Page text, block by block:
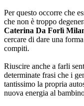
Per questo occorre che
che non è troppo
Caterina Da Forlì
cercare di dare una
compiti.
Riuscire anche a farli
determinate frasi che i
tantissimo la propria
nuova energia al